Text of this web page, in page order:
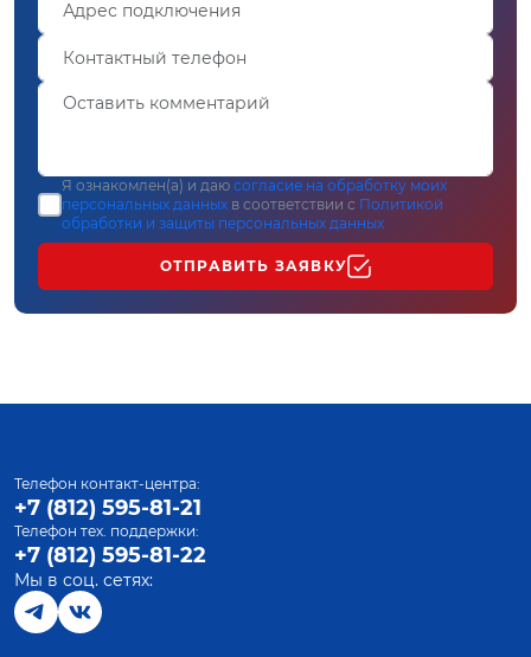
Я ознакомлен(а) и даю согласие на обработку моих
персональных данных в соответствии с Политикой
обработки и защиты персональных данных
ОТПРАВИТЬ ЗАЯВКУ
Телефон контакт-центра:
+7 (812) 595-81-21
Телефон тех. поддержки:
+7 (812) 595-81-22
Мы в соц. сетях: